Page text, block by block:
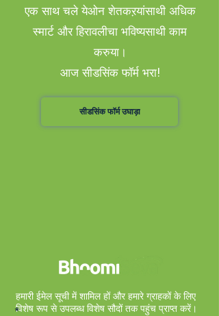
एक साथ चले येओन शेतकऱयांसाथी अधिक
स्मार्ट और हिरावलीचा भविष्यसाथी काम
करुया।
आज सीडसिंक फॉर्म भरा!
सीडसिंक फॉर्म उघाड़ा
हमारी ईमेल सूची में शामिल हों और हमारे ग्राहकों के लिए
विशेष रूप से उपलब्ध विशेष सौदों तक पहुंच प्राप्त करें।